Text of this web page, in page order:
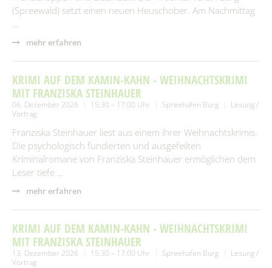
(Spreewald) setzt einen neuen Heuschober. Am Nachmittag
…
mehr erfahren
KRIMI AUF DEM KAMIN-KAHN - WEIHNACHTSKRIMI
MIT FRANZISKA STEINHAUER
06. Dezember 2026 15:30 – 17:00 Uhr Spreehafen Burg
Lesung /
Vortrag
Franziska Steinhauer liest aus einem ihrer Weihnachtskrimis.
Die psychologisch fundierten und ausgefeilten
Kriminalromane von Franziska Steinhauer ermöglichen dem
Leser tiefe …
mehr erfahren
KRIMI AUF DEM KAMIN-KAHN - WEIHNACHTSKRIMI
MIT FRANZISKA STEINHAUER
13. Dezember 2026 15:30 – 17:00 Uhr Spreehafen Burg
Lesung /
Vortrag